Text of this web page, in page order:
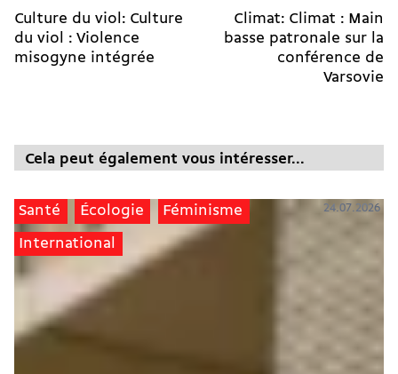
Culture du viol: Culture
du viol : Violence
misogyne intégrée
Climat: Climat : Main
basse patronale sur la
conférence de
Varsovie
Cela peut également vous intéresser...
Santé Écologie Féminisme
International
24.07.2026